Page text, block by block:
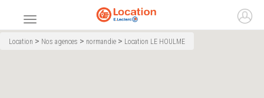
Menu principal
Accueil
Location > Nos agences > normandie > Location LE HOULME